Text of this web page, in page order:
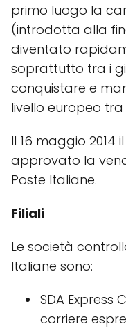
primo luogo la
(introdotta alla
diventato
soprattutto tra i
conquistare e
livello europeo
Il 16 maggio 2014
approvato la
Poste Italiane.
Filiali
Le società
Italiane sono:
SDA Express
corriere